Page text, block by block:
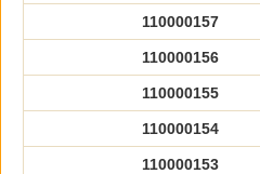
110000157
110000156
110000155
110000154
110000153